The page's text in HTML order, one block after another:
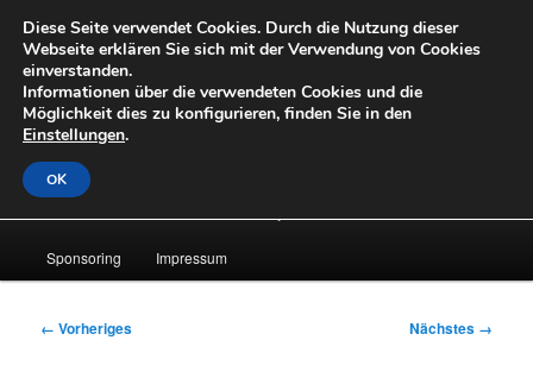
primären
Inhalt
springenOpenLabs
Hauptmenü
Sponsoring Impressum
Bilder-
← Vorheriges Nächstes →
Diese Seite verwendet Cookies. Durch die Nutzung dieser
Webseite erklären Sie sich mit der Verwendung von Cookies
einverstanden.
Informationen über die verwendeten Cookies und die
Möglichkeit dies zu konfigurieren, finden Sie in den
Einstellungen.
OK